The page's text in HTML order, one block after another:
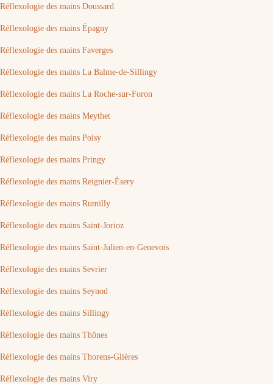
Réflexologie des mains Doussard
Réflexologie des mains Épagny
Réflexologie des mains Faverges
Réflexologie des mains La Balme-de-Sillingy
Réflexologie des mains La Roche-sur-Foron
Réflexologie des mains Meythet
Réflexologie des mains Poisy
Réflexologie des mains Pringy
Réflexologie des mains Reignier-Ésery
Réflexologie des mains Rumilly
Réflexologie des mains Saint-Jorioz
Réflexologie des mains Saint-Julien-en-Genevois
Réflexologie des mains Sevrier
Réflexologie des mains Seynod
Réflexologie des mains Sillingy
Réflexologie des mains Thônes
Réflexologie des mains Thorens-Glières
Réflexologie des mains Viry